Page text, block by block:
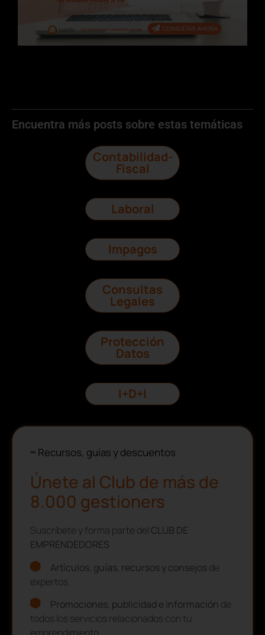
Encuentra más posts sobre estas temáticas
Contabilidad-
Fiscal
Laboral
Impagos
Consultas
Legales
Protección
Datos
I+D+I
Recursos, guías y descuentos
Únete al Club de más de
8.000 gestioners
Suscríbete y forma parte del CLUB DE
EMPRENDEDORES
Artículos, guías, recursos y consejosde
expertos.
Promociones, publicidad e información de
todos los servicios relacionados con tu